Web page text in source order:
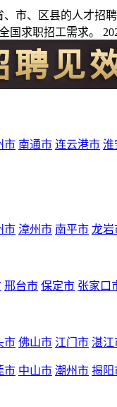
、市、区县的人才
国求职招工需求。
市 南通市 连云港市 淮
市 漳州市 南平市 龙岩
邢台市 保定市 张家口
市 佛山市 江门市 湛江
市 中山市 潮州市 揭阳